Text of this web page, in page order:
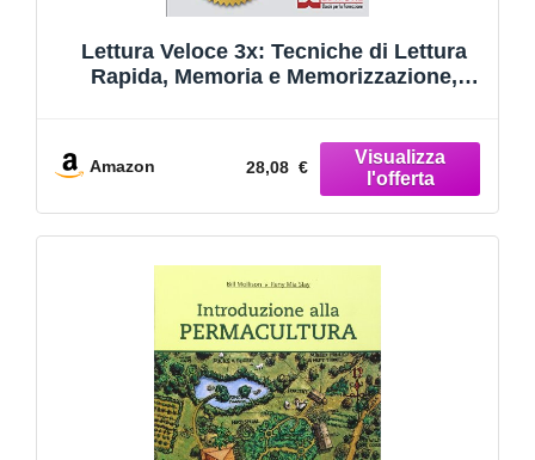
Lettura Veloce 3x: Tecniche di Lettura
Rapida, Memoria e Memorizzazione,
Amazon 28,08 €